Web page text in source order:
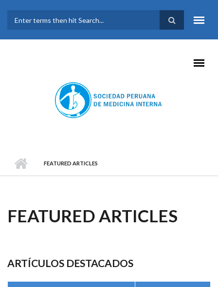
FORMULARIO DE
BÚSQUEDA
FEATURED ARTICLES
FEATURED ARTICLES
ARTÍCULOS DESTACADOS